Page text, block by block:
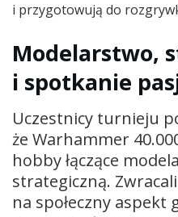
i przygotowują do
Modelarstwo,
i spotkanie
Uczestnicy turnieju
że Warhammer
hobby łączące
strategiczną.
na społeczny